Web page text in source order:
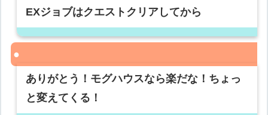
EXジョブはクエストクリアしてから
ありがとう！モグハウスなら楽だな！ちょっ
と変えてくる！